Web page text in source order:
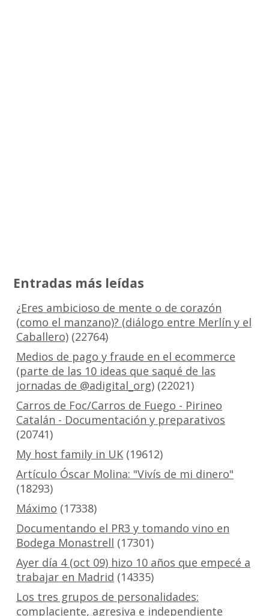
Entradas más leídas
¿Eres ambicioso de mente o de corazón
(como el manzano)? (diálogo entre Merlín y el
Caballero)(22764)
Medios de pago y fraude en el ecommerce
(parte de las 10 ideas que saqué de las
jornadas de @adigital_org)(22021)
Carros de Foc/Carros de Fuego - Pirineo
Catalán - Documentación y preparativos
(20741)
My host family in UK(19612)
Artículo Óscar Molina: "Vivís de mi dinero"
(18293)
Máximo (17338)
Documentando el PR3 y tomando vino en
Bodega Monastrell (17301)
Ayer día 4 (oct 09) hizo 10 años que empecé a
trabajar en Madrid (14335)
Los tres grupos de personalidades:
complaciente, agresiva e independiente